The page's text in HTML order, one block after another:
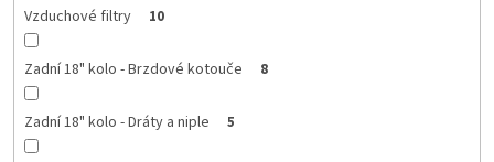
Vzduchové filtry 10
Zadní 18" kolo - Brzdové kotouče 8
Zadní 18" kolo - Dráty a niple 5